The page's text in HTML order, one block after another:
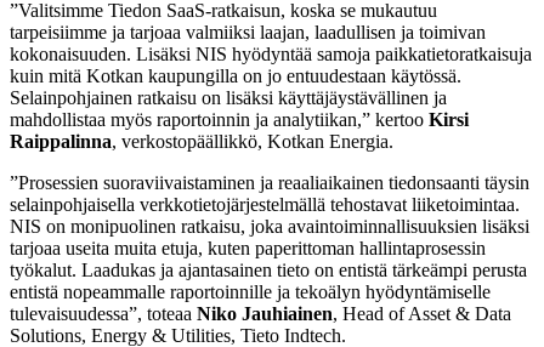
”Valitsimme Tiedon SaaS-ratkaisun, koska se mukautuu
tarpeisiimme ja tarjoaa valmiiksi laajan, laadullisen ja toimivan
kokonaisuuden. Lisäksi NIS hyödyntää samoja paikkatietoratkaisuja
kuin mitä Kotkan kaupungilla on jo entuudestaan käytössä.
Selainpohjainen ratkaisu on lisäksi käyttäjäystävällinen ja
mahdollistaa myös raportoinnin ja analytiikan,” kertoo Kirsi
Raippalinna, verkostopäällikkö, Kotkan Energia.
”Prosessien suoraviivaistaminen ja reaaliaikainen tiedonsaanti täysin
selainpohjaisella verkkotietojärjestelmällä tehostavat liiketoimintaa.
NIS on monipuolinen ratkaisu, joka avaintoiminnallisuuksien lisäksi
tarjoaa useita muita etuja, kuten paperittoman hallintaprosessin
työkalut. Laadukas ja ajantasainen tieto on entistä tärkeämpi perusta
entistä nopeammalle raportoinnille ja tekoälyn hyödyntämiselle
tulevaisuudessa”, toteaa Niko Jauhiainen, Head of Asset & Data
Solutions, Energy & Utilities, Tieto Indtech.